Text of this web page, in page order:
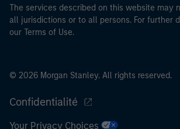
Veuillez noter que la notion
peut ne pas être définie par l'autorité de
The services described on this website may
all jurisdictions or to all persons. For further
our Terms of Use.
© 2026 Morgan Stanley. All rights reserved.
Confidentialité
Your Privacy Choices